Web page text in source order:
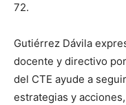
72.
Gutiérrez Dávila
docente y directivo
del CTE ayude a
estrategias y